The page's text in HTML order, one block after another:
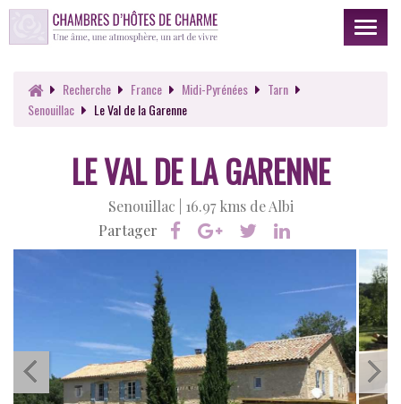
Toggle
Recherche France Midi-Pyrénées
Tarn
Senouillac
Le Val de la Garenne
LE VAL DE LA GARENNE
Senouillac |
16.97 kms de Albi
Partager